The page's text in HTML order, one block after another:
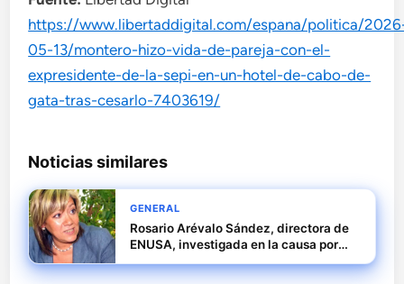
https://www.libertaddigital.com/espana/politica/
05-13/montero-hizo-vida-de-pareja-con-el-
expresidente-de-la-sepi-en-un-hotel-de-cabo-de-
gata-tras-cesarlo-7403619/
Noticias similares
GENERAL
Rosario Arévalo Sández, directora de
ENUSA, investigada en la causa por
amaños en empresas públicas